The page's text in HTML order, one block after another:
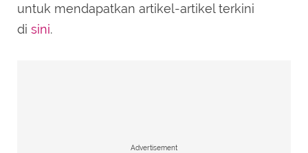
untuk mendapatkan artikel-artikel terkini
di sini.
Advertisement